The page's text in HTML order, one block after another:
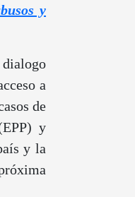
y
dialogo
a
de
y
y la